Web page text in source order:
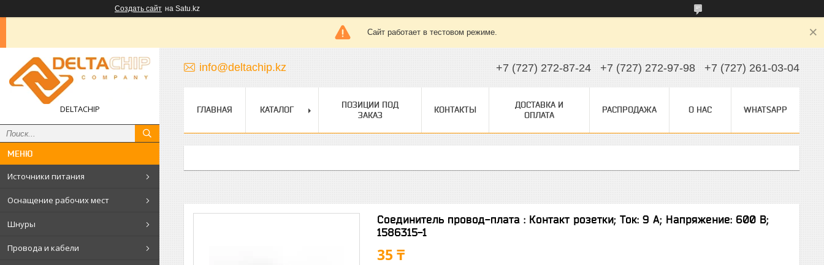
Создать сайт на Satu.kz
Сайт работает в тестовом режиме.
DELTACHIP
Источники питания
Оснащение рабочих мест
Шнуры
Провода и кабели
info@deltachip.kz +7 (727) 272-87-24 +7 (727) 272-97-98 +7 (727) 261-03-04
ГЛАВНАЯ КАТАЛОГ
ПОЗИЦИИ ПОД
ЗАКАЗ
КОНТАКТЫ
ДОСТАВКА И
ОПЛАТА
РАСПРОДАЖА О НАС WHATSAPP
Соединитель провод-плата : Контакт розетки; Ток: 9 А; Напряжение: 600 В;
1586315-1
35 ₸